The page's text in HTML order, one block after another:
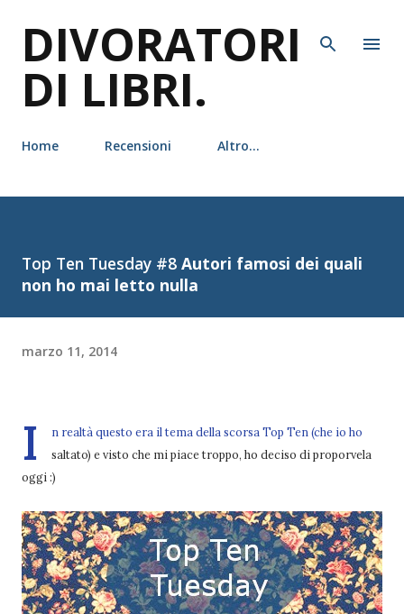
DIVORATORI
DI LIBRI.
Home Recensioni Altro…
Top Ten Tuesday #8 Autori famosi dei quali
non ho mai letto nulla
marzo 11, 2014
I
n realtà questo era il tema della scorsa Top Ten (che io ho
saltato) e visto che mi piace troppo, ho deciso di proporvela
oggi :)